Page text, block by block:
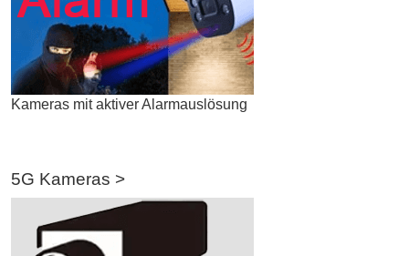
Kameras mit aktiver Alarmauslösung
5G Kameras >